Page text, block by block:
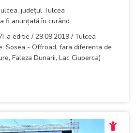
județul Tulcea
fi anunțată în curând
a editie / 29.09.2019 / Tulcea
Sosea - Offroad, fara diferenta de
Faleza Dunarii, Lac Ciuperca)